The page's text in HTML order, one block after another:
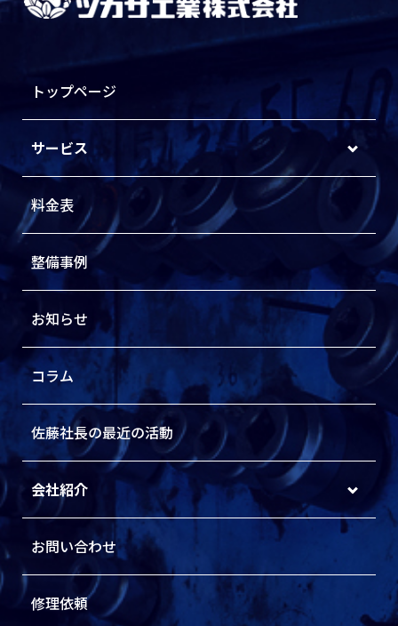
トップページ
サービス
料金表
整備事例
お知らせ
コラム
佐藤社長の最近の活動
会社紹介
お問い合わせ
修理依頼